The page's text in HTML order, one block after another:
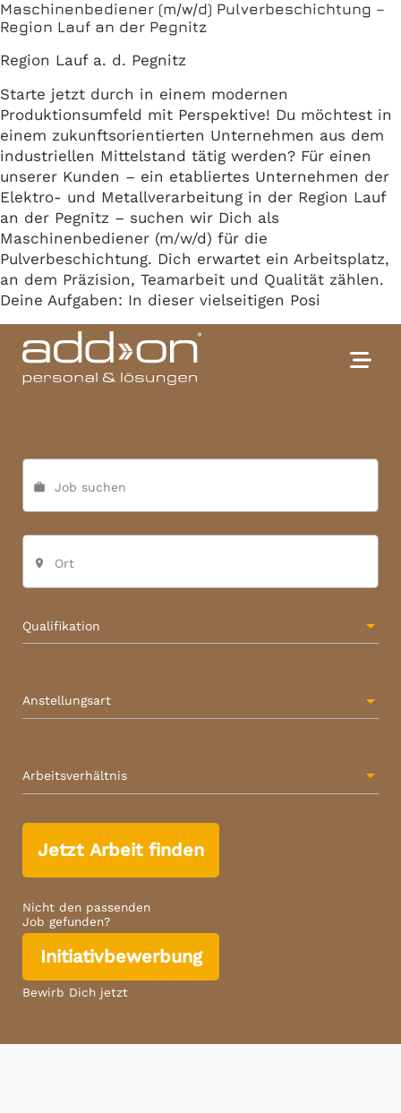
Maschinenbediener (m/w/d) Pulverbeschichtung –
Region Lauf an der Pegnitz
Region Lauf a. d. Pegnitz
Starte jetzt durch in einem modernen
Produktionsumfeld mit Perspektive! Du möchtest in
einem zukunftsorientierten Unternehmen aus dem
industriellen Mittelstand tätig werden? Für einen
unserer Kunden – ein etabliertes Unternehmen der
Elektro- und Metallverarbeitung in der Region Lauf
an der Pegnitz – suchen wir Dich als
Maschinenbediener (m/w/d) für die
Pulverbeschichtung. Dich erwartet ein Arbeitsplatz,
an dem Präzision, Teamarbeit und Qualität zählen.
Deine Aufgaben: In dieser vielseitigen Posi
work Job suchen
place Ort
Qualifikation
Anstellungsart
Arbeitsverhältnis
Jetzt Arbeit finden
Nicht den passenden
Job gefunden?
Initiativbewerbung
Bewirb Dich jetzt